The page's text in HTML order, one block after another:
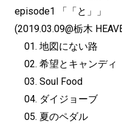
episode1 「「と」」
(2019.03.09@栃木
01. 地図にない路
02. 希望とキャンディ
03. Soul Food
04. ダイジョーブ
05. 夏のペダル